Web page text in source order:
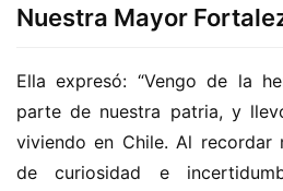
Nuestra Mayor
Ella expresó: “Vengo de la
parte de nuestra patria, y
viviendo en Chile. Al recordar
de curiosidad e